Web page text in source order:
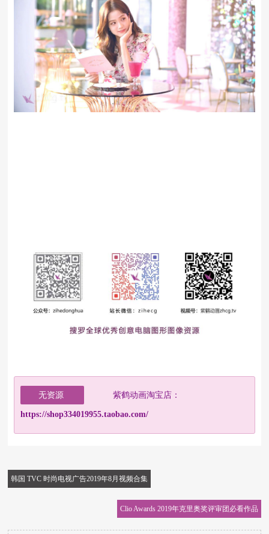
无资源 紫鹤动画淘宝店：
https://shop334019955.taobao.com/
韩国 TVC 时尚电视广告2019年8月视频合集
Clio Awards 2019年克里奥奖评审团必看作品